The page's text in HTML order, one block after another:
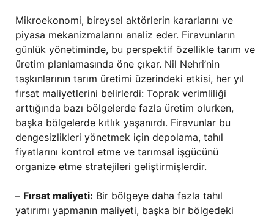
Mikroekonomi, bireysel aktörlerin kararlarını ve
piyasa mekanizmalarını analiz eder. Firavunların
günlük yönetiminde, bu perspektif özellikle tarım ve
üretim planlamasında öne çıkar. Nil Nehri’nin
taşkınlarının tarım üretimi üzerindeki etkisi, her yıl
fırsat maliyetlerini belirlerdi: Toprak verimliliği
arttığında bazı bölgelerde fazla üretim olurken,
başka bölgelerde kıtlık yaşanırdı. Firavunlar bu
dengesizlikleri yönetmek için depolama, tahıl
fiyatlarını kontrol etme ve tarımsal işgücünü
organize etme stratejileri geliştirmişlerdir.
– Fırsat maliyeti: Bir bölgeye daha fazla tahıl
yatırımı yapmanın maliyeti, başka bir bölgedeki